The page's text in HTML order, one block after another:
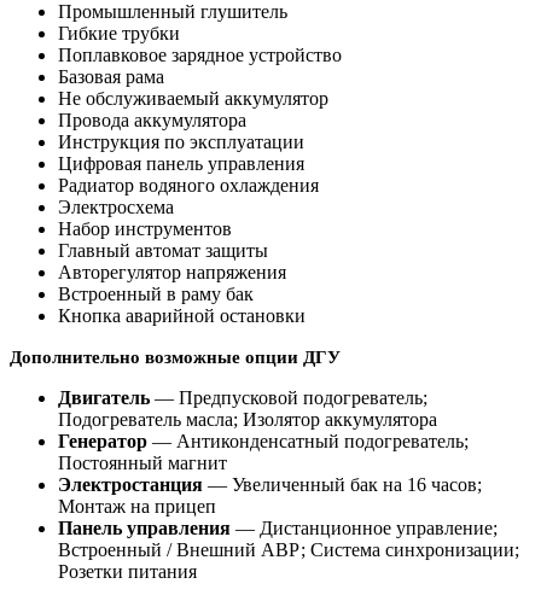
Промышленный глушитель
Гибкие трубки
Поплавковое зарядное устройство
Базовая рама
Не обслуживаемый аккумулятор
Провода аккумулятора
Инструкция по эксплуатации
Цифровая панель управления
Радиатор водяного охлаждения
Электросхема
Набор инструментов
Главный автомат защиты
Авторегулятор напряжения
Встроенный в раму бак
Кнопка аварийной остановки
Дополнительно возможные опции ДГУ
Двигатель — Предпусковой подогреватель;
Подогреватель масла; Изолятор аккумулятора
Генератор — Антиконденсатный подогреватель;
Постоянный магнит
Электростанция — Увеличенный бак на 16 часов;
Монтаж на прицеп
Панель управления — Дистанционное управление;
Встроенный / Внешний АВР; Система синхронизации;
Розетки питания